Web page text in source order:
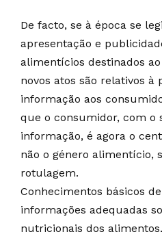
De facto, se à época se
apresentação e
alimentícios destinados
novos atos são relativos à
informação aos
que o consumidor, com o
informação, é agora o
não o género alimentício,
rotulagem.
Conhecimentos básicos
informações adequadas
nutricionais dos